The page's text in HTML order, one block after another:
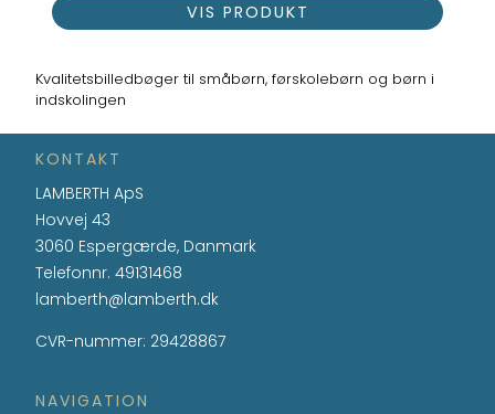
VIS PRODUKT
Kvalitetsbilledbøger til småbørn, førskolebørn og børn i
indskolingen
KONTAKT
LAMBERTH ApS
Hovvej 43
3060 Espergærde, Danmark
Telefonnr.49131468
lamberth@lamberth.dk
CVR-nummer: 29428867
NAVIGATION